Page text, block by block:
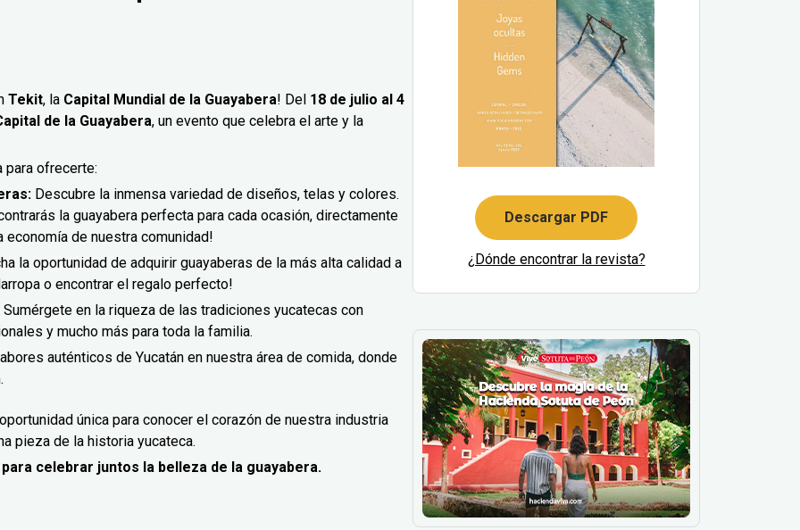
Tekit, la Capital Mundial de la Guayabera! Del 18 de julio al 4
de la Guayabera, un evento que celebra el arte y la
para ofrecerte:
Descubre la inmensa variedad de diseños, telas y colores.
la guayabera perfecta para cada ocasión, directamente
de nuestra comunidad!
la oportunidad de adquirir guayaberas de la más alta calidad a
o encontrar el regalo perfecto!
Sumérgete en la riqueza de las tradiciones yucatecas con
y mucho más para toda la familia.
auténticos de Yucatán en nuestra área de comida, donde
única para conocer el corazón de nuestra industria
pieza de la historia yucateca.
celebrar juntos la belleza de la guayabera.
Descargar PDF
¿Dónde encontrar la revista?